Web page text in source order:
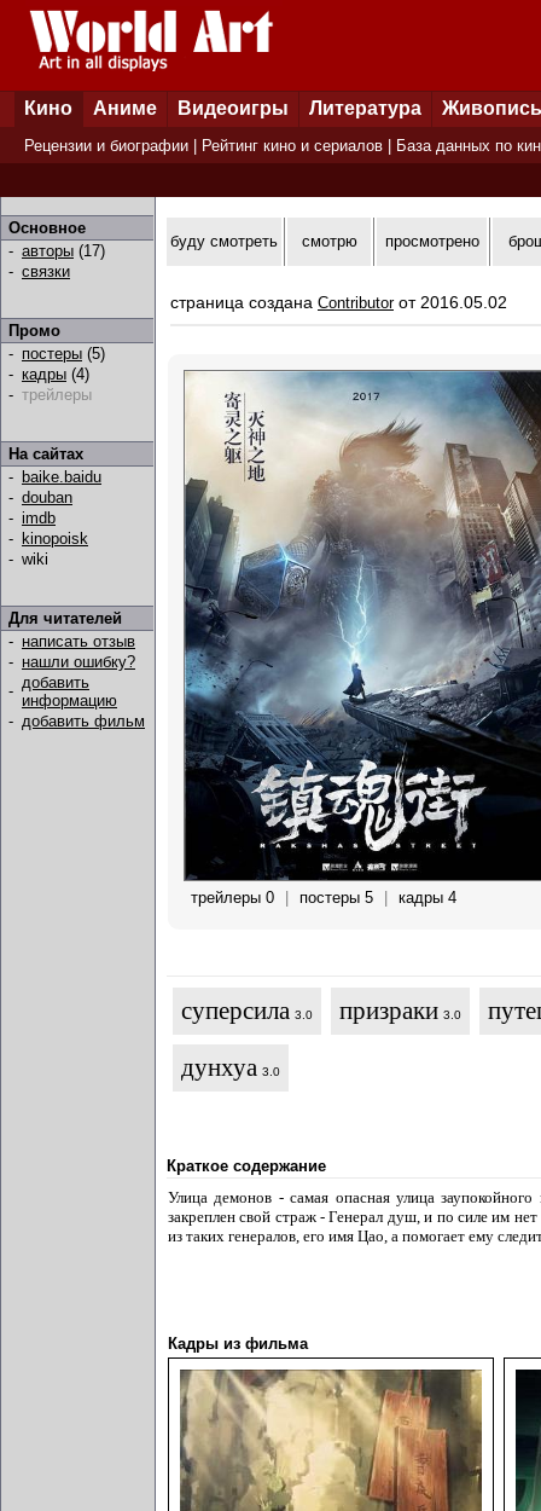
Кино Аниме Видеоигры Литература Живопись
Рецензии и биографии Рейтинг кино и сериалов База данных по
Основное
- авторы (17)
- связки
Промо
- постеры (5)
- кадры (4)
- трейлеры
На сайтах
- baike.baidu
- douban
- imdb
- kinopoisk
- wiki
Для читателей
- написать отзыв
- нашли ошибку?
- добавить
информацию
- добавить фильм
буду смотреть смотрю просмотрено
страница создана Contributorот 2016.05.02
трейлеры 0 | постеры 5 | кадры 4
суперсила 3.0 призраки 3.0
дунхуа 3.0
Краткое содержание
Улица демонов - самая опасная улица
закреплен свой страж - Генерал душ, и по силе им
из таких генералов, его имя Цао, а помогает ему
Кадры из фильма